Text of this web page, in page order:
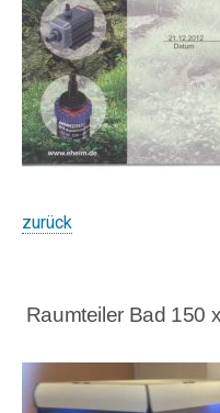
zurück
Raumteiler Bad 150